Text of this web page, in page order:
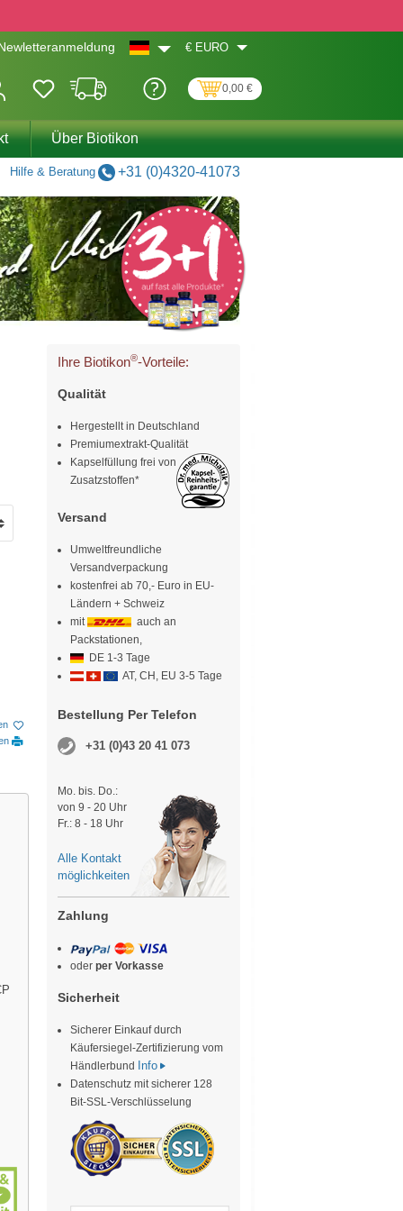
€ EURO
0,00 €
Über Biotikon
Hilfe & Beratung +31 (0)4320-41073
Ihre Biotikon®-Vorteile:
Qualität
Hergestellt in Deutschland
Premiumextrakt-Qualität
Kapselfüllung frei von
Zusatzstoffen*
Versand
Umweltfreundliche
Versandverpackung
kostenfrei ab 70,- Euro in EU-
Ländern + Schweiz
mit
auch an
Packstationen,
DE 1-3 Tage
AT, CH, EU 3-5 Tage
Bestellung Per Telefon
+31 (0)43 20 41 073
Mo. bis. Do.:
von 9 - 20 Uhr
Fr.: 8 - 18 Uhr
Alle Kontakt
möglichkeiten
Zahlung
oder per Vorkasse
Sicherheit
Sicherer Einkauf durch
Käufersiegel-Zertifizierung vom
Händlerbund
Info
Datenschutz mit sicherer 128
Bit-SSL-Verschlüsselung